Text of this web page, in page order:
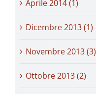
Aprile 2014 (1)
Dicembre 2013 (1)
Novembre 2013 (3)
Ottobre 2013 (2)